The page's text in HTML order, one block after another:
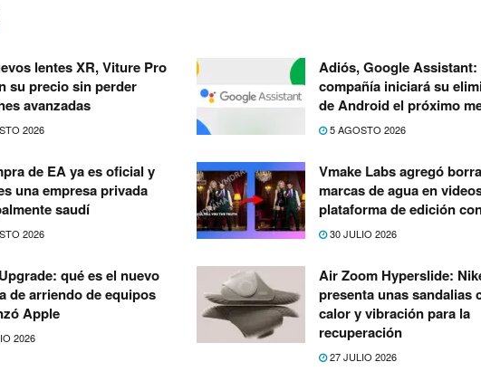
lentes XR, Viture Pro
su precio sin perder
avanzadas
2026
Adiós, Google Assistant:
compañía iniciará su
de Android el próximo
5 AGOSTO 2026
de EA ya es oficial y
una empresa privada
saudí
2026
Vmake Labs agregó
marcas de agua en
plataforma de edición
30 JULIO 2026
qué es el nuevo
de arriendo de equipos
Apple
2026
Air Zoom Hyperslide:
presenta unas sandalias
calor y vibración para la
recuperación
27 JULIO 2026